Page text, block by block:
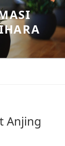
Anjing